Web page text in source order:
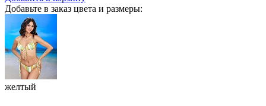
Добавьте в заказ цвета и размеры:
желтый